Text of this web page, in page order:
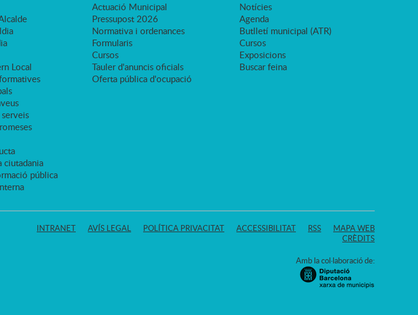
Local
ciutadania
pública
Actuació Municipal
Pressupost 2026
Normativa i ordenances
Formularis
Cursos
Tauler d'anuncis oficials
Oferta pública d'ocupació
Notícies
Agenda
Butlletí municipal (ATR)
Cursos
Exposicions
Buscar feina
INTRANET AVÍS LEGAL POLÍTICA PRIVACITAT ACCESSIBILITAT RSS
MAPA WEB
CRÈDITS
Amb la col·laboració de: